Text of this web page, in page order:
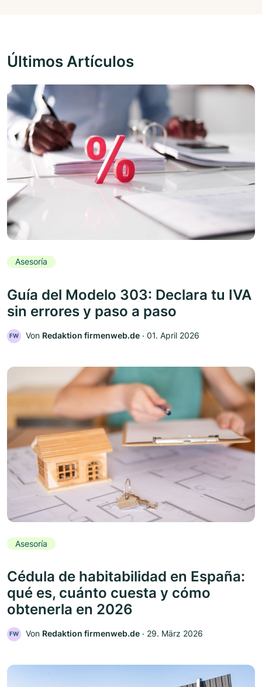
Últimos Artículos
Asesoría
Guía del Modelo 303: Declara tu IVA
sin errores y paso a paso
FW Von Redaktion firmenweb.de ‧ 01. April 2026
Asesoría
Cédula de habitabilidad en España:
qué es, cuánto cuesta y cómo
obtenerla en 2026
FW Von Redaktion firmenweb.de ‧ 29. März 2026